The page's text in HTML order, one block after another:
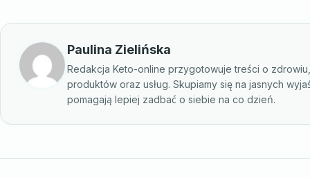
Paulina Zielińska
Redakcja Keto-online przygotowuje treści o
produktów oraz usług. Skupiamy się na jasnych
pomagają lepiej zadbać o siebie na co dzień.